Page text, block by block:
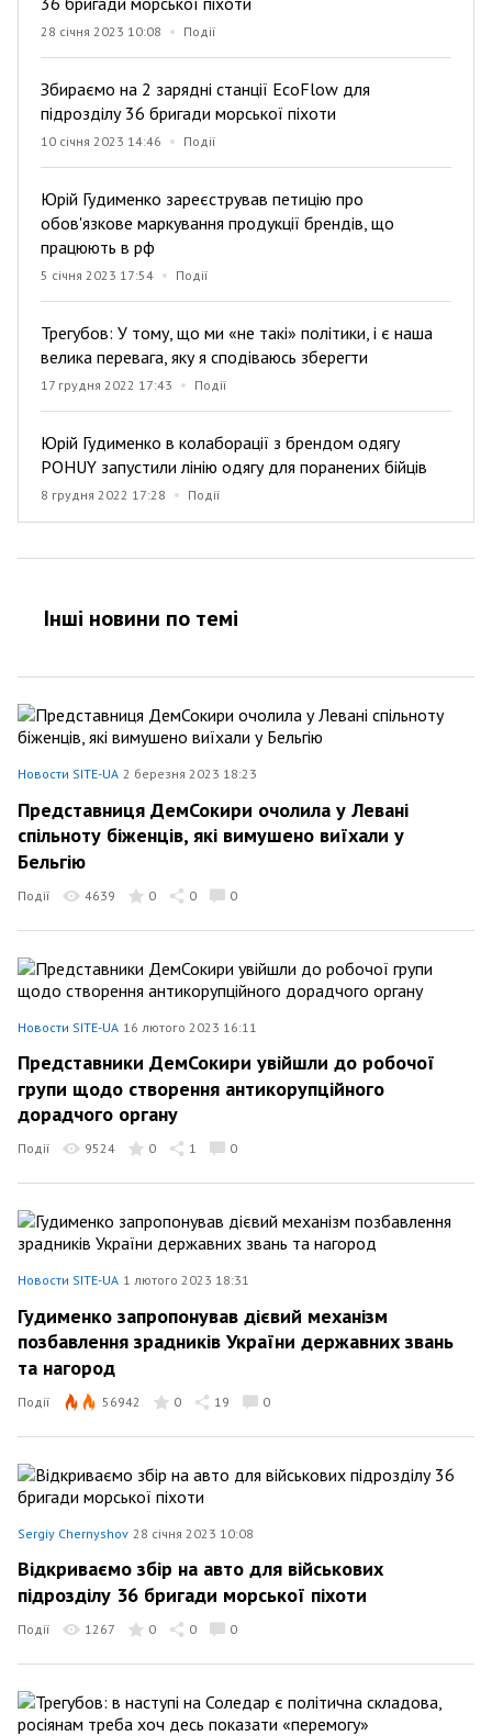
28 січня 2023 10:08 Події
Збираємо на 2 зарядні станції EcoFlow для
підрозділу 36 бригади морської піхоти
10 січня 2023 14:46 Події
Юрій Гудименко зареєстрував петицію про
обов'язкове маркування продукції брендів, що
працюють в рф
5 січня 2023 17:54 Події
Трегубов: У тому, що ми «не такі» політики, і є наша
велика перевага, яку я сподіваюсь зберегти
17 грудня 2022 17:43 Події
Юрій Гудименко в колаборації з брендом одягу
POHUY запустили лінію одягу для поранених бійців
8 грудня 2022 17:28 Події
Інші новини по темi
Новости SITE-UA 2 березня 2023 18:23
Представниця ДемСокири очолила у Левані
спільноту біженців, які вимушено виїхали у
Бельгію
Події 4639 0 0 0
Новости SITE-UA 16 лютого 2023 16:11
Представники ДемСокири увійшли до робочої
групи щодо створення антикорупційного
дорадчого органу
Події 9524 0 1 0
Новости SITE-UA 1 лютого 2023 18:31
Гудименко запропонував дієвий механізм
позбавлення зрадників України державних звань
та нагород
Події 56942 0 19 0
Sergiy Chernyshov 28 січня 2023 10:08
Відкриваємо збір на авто для військових
підрозділу 36 бригади морської піхоти
Події 1267 0 0 0